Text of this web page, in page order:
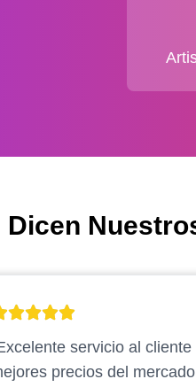
Dicen
servicio al cliente
precios del